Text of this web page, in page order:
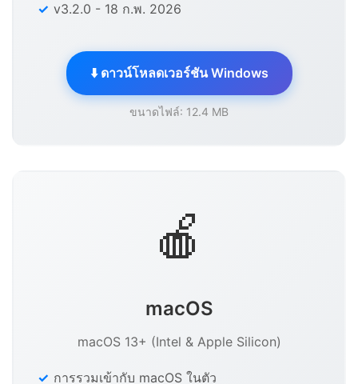
v3.2.0 - 18 ก.พ. 2026
⬇️ ดาวน์โหลดเวอร์ชัน Windows
ขนาดไฟล์: 12.4 MB
🍎
macOS
macOS 13+ (Intel & Apple Silicon)
การรวมเข้ากับ macOS ในตัว